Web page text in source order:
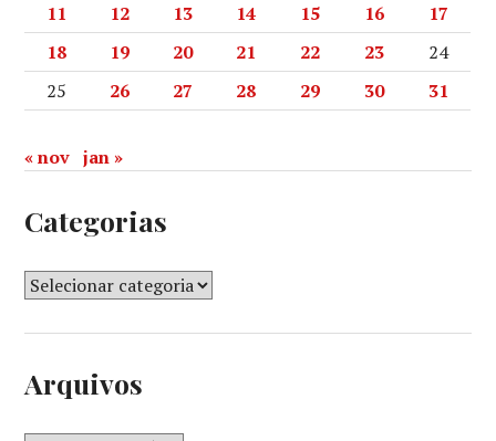
11
12 13 14 15 16
17
18
19 20 21 22 23
24
25
26 27 28 29 30 31
« nov jan »
Categorias
Arquivos